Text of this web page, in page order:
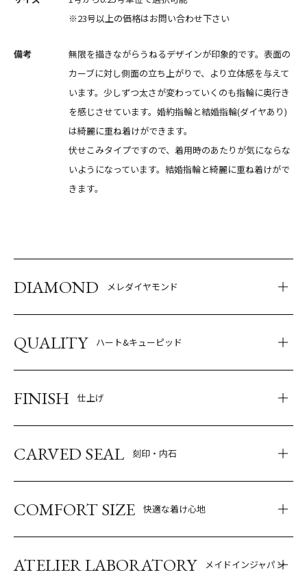
※23号以上の価格はお問い合わせ下さい
備考
無限を描きながらうねるデザインが印象的です。表面の
カーブに対し側面の立ち上がりで、より立体感を与えて
います。少しずつ太さが変わっていくのも指輪に奥行き
を感じさせています。婚約指輪と結婚指輪(ダイヤあり)
は綺麗に重ね着けができます。
伏せこみタイプですので、着用時のあたりが気にならな
いようになっています。結婚指輪と綺麗に重ね着けがで
きます。
DIAMOND メレダイヤモンド
QUALITY ハート&キューピッド
FINISH 仕上げ
CARVED SEAL 刻印・内石
COMFORT SIZE 快適な着け心地
ATELIER LABORATORY メイドインジャパン